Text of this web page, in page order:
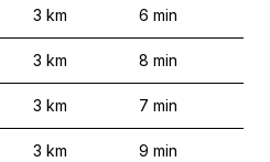
3 km 6 min
3 km 8 min
3 km 7 min
3 km 9 min